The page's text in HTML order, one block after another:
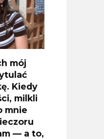
mój
Kiedy
milkli
mnie
— a to,